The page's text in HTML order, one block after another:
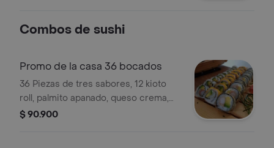
Combos de sushi
Promo de la casa 36 bocados
36 Piezas de tres sabores, 12 kioto
roll, palmito apanado, queso crema,
aguacate , topping de ajonjoli, 12 aoki
$ 90.900